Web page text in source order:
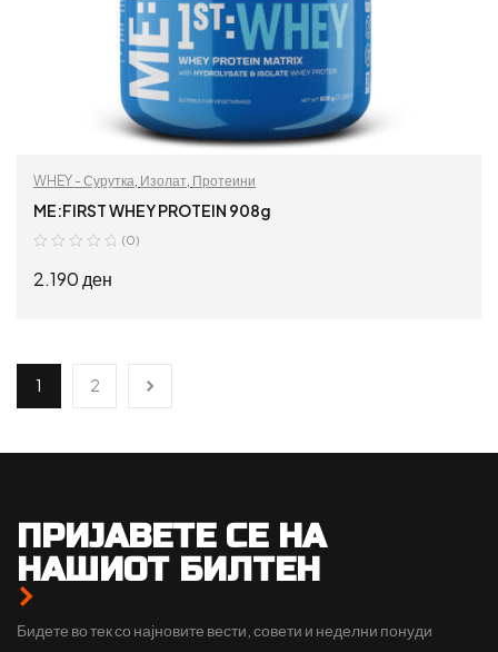
WHEY - Сурутка, Изолат, Протеини
ME:FIRST WHEY PROTEIN 908g
(0)
2.190 ден
1 2
ПРИЈАВЕТЕ СЕ НА
НАШИОТ БИЛТЕН
Бидете во тек со најновите вести, совети и неделни понуди